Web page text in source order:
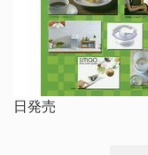
日発売